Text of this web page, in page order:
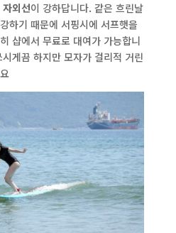
자외선이 강하답니다. 같은 흐린날
하기 때문에 서핑시에 서프햇을
샵에서 무료로 대여가 가능합니
게끔 하지만 모자가 걸리적 거린